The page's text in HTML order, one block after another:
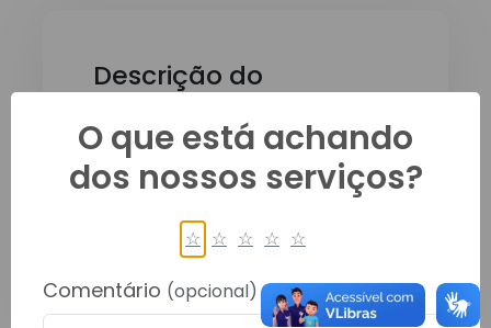
Descrição do
Lista de medicamentos da
Farmácia Básica do Município de
O que está achando
dos nossos serviços?
☆ ☆ ☆ ☆ ☆
Comentário (opcional)